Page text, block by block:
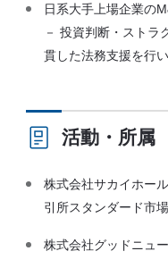
日系大手上場企業の
－ 投資判断・ストラ
貫した法務支援を行
活動・所属
株式会社サカイホー
引所スタンダード市
株式会社グッドニュ